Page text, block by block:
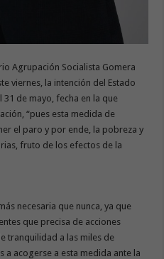
Agrupación Socialista Gomera
viernes, la intención del Estado
31 de mayo, fecha en la que
“pues esta medida de
el paro y por ende, la pobreza y
fruto de los efectos de la
necesaria que nunca, ya que
que precisa de acciones
tranquilidad a las miles de
a acogerse a esta medida ante la